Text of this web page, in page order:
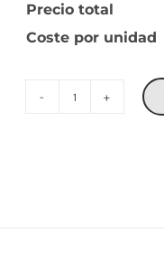
Precio total
Coste por unidad